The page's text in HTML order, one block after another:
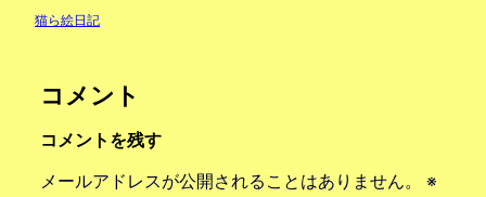
猫ら絵日記
コメント
コメントを残す
メールアドレスが公開されることはありません。
※